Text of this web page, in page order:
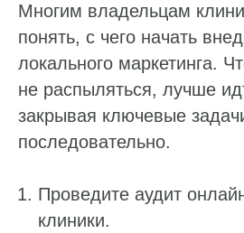
Многим владельцам
понять, с чего начать
локального маркетинга.
не распыляться, лучше
закрывая ключевые
последовательно.
Проведите аудит
клиники.